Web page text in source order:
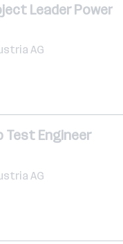
Leader Power
AG
Test Engineer
AG